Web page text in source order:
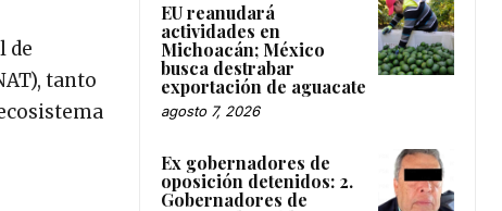
de
tanto
EU reanudará
actividades en
Michoacán; México
busca destrabar
exportación de aguacate
agosto 7, 2026
Ex gobernadores de
oposición detenidos: 2.
Gobernadores de